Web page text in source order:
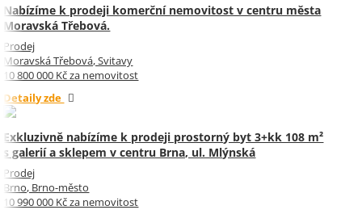
Nabízíme k prodeji komerční nemovitost v centru města
Moravská Třebová.
Prodej
Moravská Třebová, Svitavy
10 800 000 Kč za nemovitost
Detaily zde
Exkluzivně nabízíme k prodeji prostorný byt 3+kk 108 m²
s galerií a sklepem v centru Brna, ul. Mlýnská
Prodej
Brno, Brno-město
10 990 000 Kč za nemovitost